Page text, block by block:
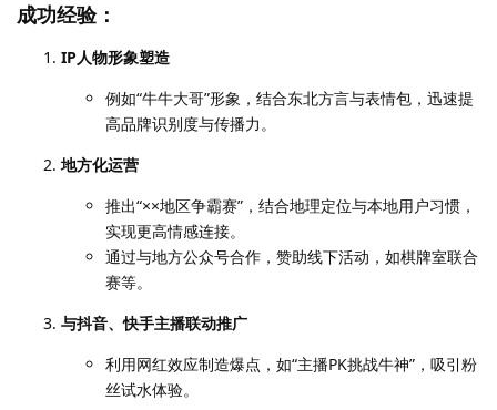
成功经验：
IP人物形象塑造
例如“牛牛大哥”形象，结合东北方言与表情包，迅速提
高品牌识别度与传播力。
地方化运营
推出“××地区争霸赛”，结合地理定位与本地用户习惯，
实现更高情感连接。
通过与地方公众号合作，赞助线下活动，如棋牌室联合
赛等。
与抖音、快手主播联动推广
利用网红效应制造爆点，如“主播PK挑战牛神”，吸引粉
丝试水体验。